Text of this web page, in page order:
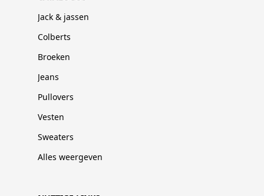
Jack & jassen
Colberts
Broeken
Jeans
Pullovers
Vesten
Sweaters
Alles weergeven